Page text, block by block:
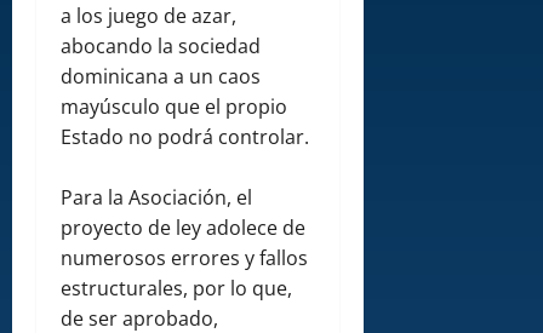
a los juego de azar,
abocando la sociedad
dominicana a un caos
mayúsculo que el propio
Estado no podrá controlar.
Para la Asociación, el
proyecto de ley adolece de
numerosos errores y fallos
estructurales, por lo que,
de ser aprobado,